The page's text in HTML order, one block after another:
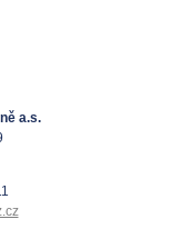
a.s.